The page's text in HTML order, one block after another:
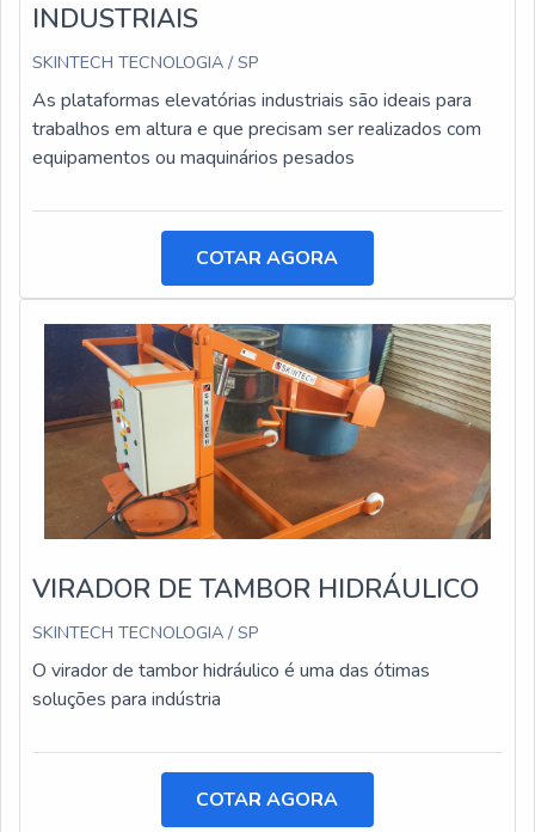
INDUSTRIAIS
SKINTECH TECNOLOGIA / SP
As plataformas elevatórias industriais são ideais para
trabalhos em altura e que precisam ser realizados com
equipamentos ou maquinários pesados
COTAR AGORA
VIRADOR DE TAMBOR HIDRÁULICO
SKINTECH TECNOLOGIA / SP
O virador de tambor hidráulico é uma das ótimas
soluções para indústria
COTAR AGORA